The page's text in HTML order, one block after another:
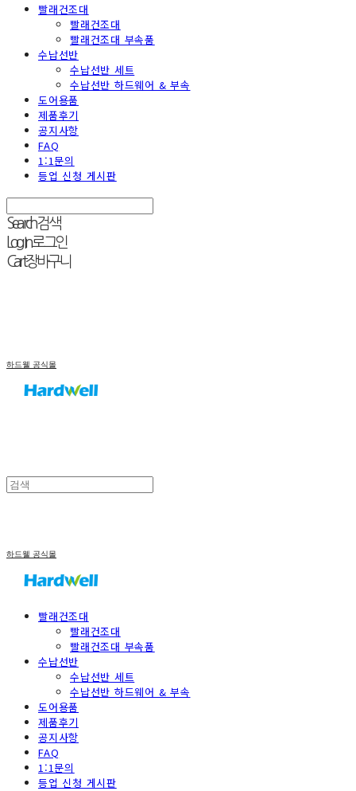
빨래건조대
빨래건조대
빨래건조대 부속품
수납선반
수납선반 세트
수납선반 하드웨어 & 부속
도어용품
제품후기
공지사항
FAQ
1:1문의
등업 신청 게시판
Search검색
Log In로그인
Cart장바구니
하드웰 공식몰
하드웰 공식몰
빨래건조대
빨래건조대
빨래건조대 부속품
수납선반
수납선반 세트
수납선반 하드웨어 & 부속
도어용품
제품후기
공지사항
FAQ
1:1문의
등업 신청 게시판